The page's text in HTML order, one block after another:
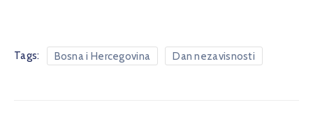
Tags: Bosna i Hercegovina Dan nezavisnosti